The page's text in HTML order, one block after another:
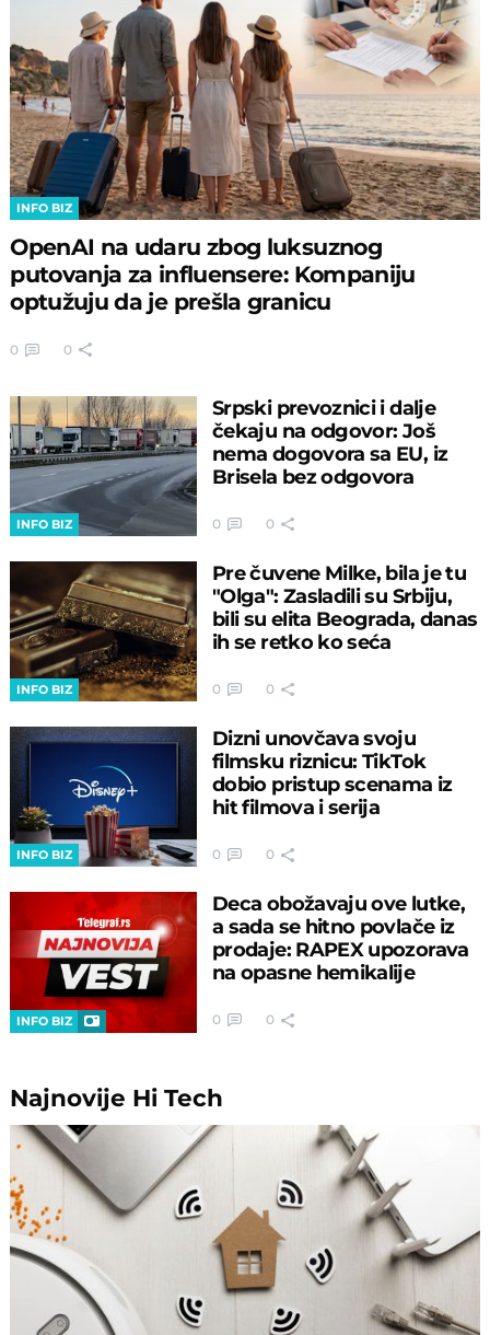
INFO BIZ
OpenAI na udaru zbog luksuznog
putovanja za influensere: Kompaniju
optužuju da je prešla granicu
0 0
INFO BIZ
Srpski prevoznici i dalje
čekaju na odgovor: Još
nema dogovora sa EU, iz
Brisela bez odgovora
0 0
INFO BIZ
Pre čuvene Milke, bila je tu
"Olga": Zasladili su Srbiju,
bili su elita Beograda, danas
ih se retko ko seća
0 0
INFO BIZ
Dizni unovčava svoju
filmsku riznicu: TikTok
dobio pristup scenama iz
hit filmova i serija
0 0
INFO BIZ
Deca obožavaju ove lutke,
a sada se hitno povlače iz
prodaje: RAPEX upozorava
na opasne hemikalije
0 0
Najnovije Hi Tech